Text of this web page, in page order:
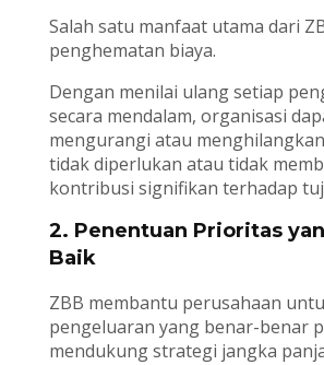
Salah satu manfaat utama dari
penghematan biaya.
Dengan menilai ulang setiap
secara mendalam, organisasi
mengurangi atau
tidak diperlukan atau tidak
kontribusi signifikan terhadap
2. Penentuan Prioritas
Baik
ZBB membantu perusahaan
pengeluaran yang benar-benar
mendukung strategi jangka